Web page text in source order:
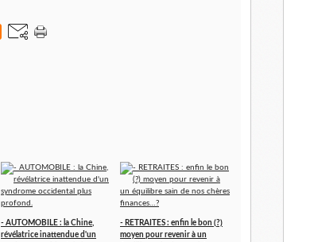
- AUTOMOBILE : la Chine,
révélatrice inattendue d'un
- RETRAITES : enfin le bon (?)
moyen pour revenir à un